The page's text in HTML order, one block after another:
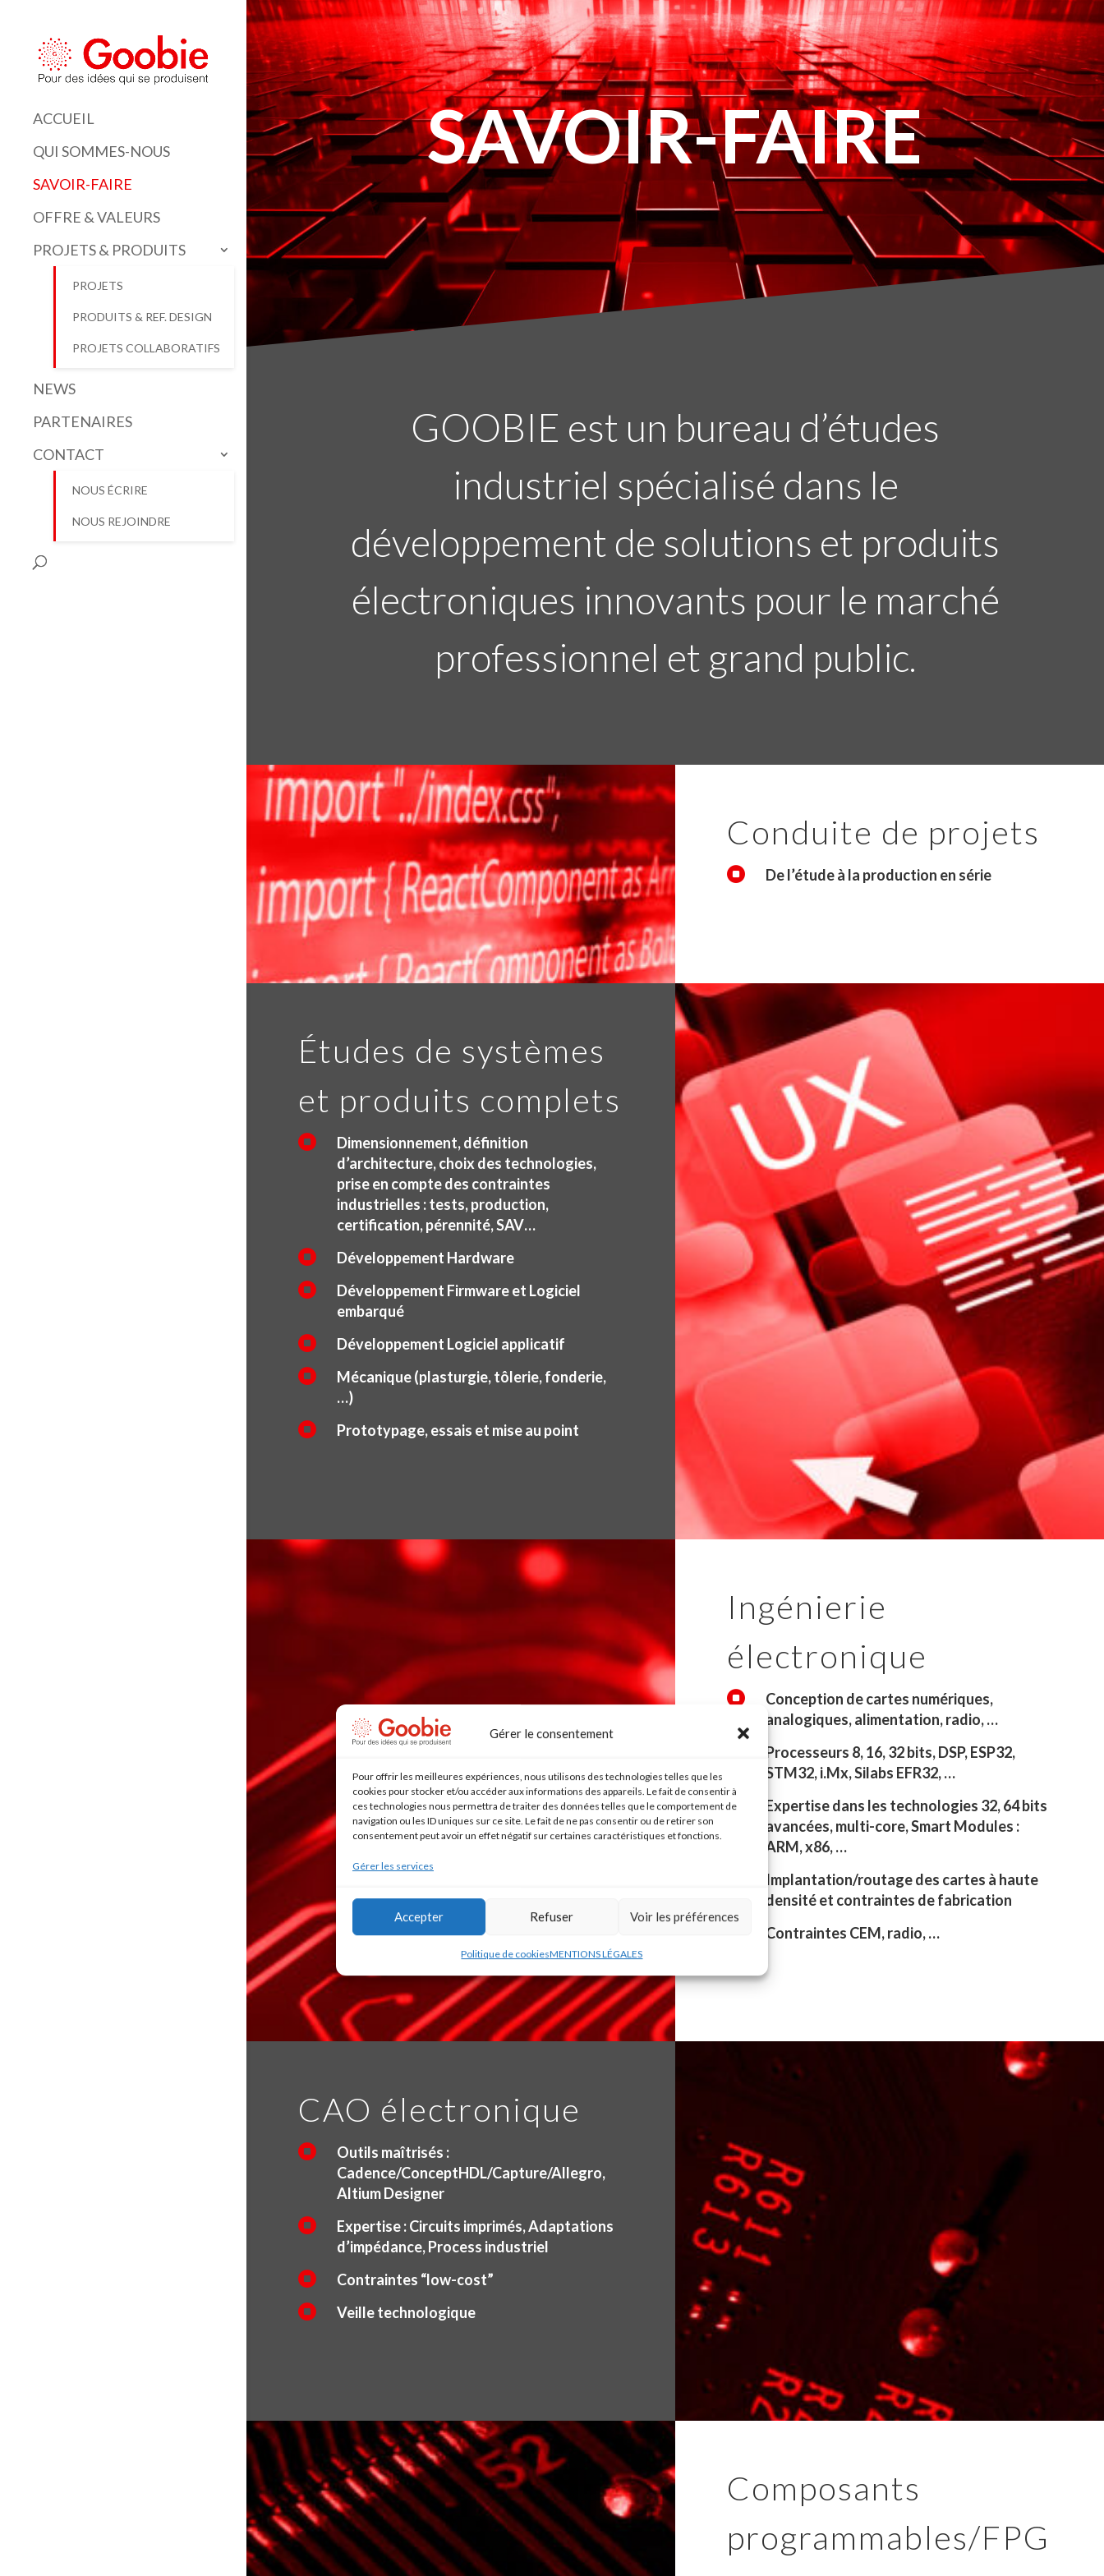
Gérer le consentement
Pour offrir les meilleures expériences, nous utilisons des technologies telles que les
cookies pour stocker et/ou accéder aux informations des appareils. Le fait de consentir à
ces technologies nous permettra de traiter des données telles que le comportement de
navigation ou les ID uniques sur ce site. Le fait de ne pas consentir ou de retirer son
consentement peut avoir un effet négatif sur certaines caractéristiques et fonctions.
Gérer les services
Accepter Refuser Voir les préférences
Politique de cookiesMENTIONS LÉGALES
ACCUEIL
QUI SOMMES-NOUS
SAVOIR-FAIRE
OFFRE & VALEURS
PROJETS & PRODUITS
PROJETS
PRODUITS & REF. DESIGN
PROJETS COLLABORATIFS
NEWS
PARTENAIRES
CONTACT
NOUS ÉCRIRE
NOUS REJOINDRE
SAVOIR-FAIRE
GOOBIE est un bureau d’études
industriel spécialisé dans le
développement de solutions et produits
électroniques innovants pour le marché
professionnel et grand public.
Conduite de projets
 De l’étude à la production en série
Études de systèmes
et produits complets

Dimensionnement, définition
d’architecture, choix des technologies,
prise en compte des contraintes
industrielles : tests, production,
certification, pérennité, SAV…

Développement Hardware

Développement Firmware et Logiciel
embarqué

Développement Logiciel applicatif

Mécanique (plasturgie, tôlerie, fonderie,
…)

Prototypage, essais et mise au point
Ingénierie
électronique

Conception de cartes numériques,
analogiques, alimentation, radio, …
Processeurs 8, 16, 32 bits, DSP, ESP32,
STM32, i.Mx, Silabs EFR32, …

Expertise dans les technologies 32, 64 bits
avancées, multi-core, Smart Modules :
ARM, x86, …
Implantation/routage des cartes à haute
densité et contraintes de fabrication
Contraintes CEM, radio, …
CAO électronique

Outils maîtrisés :
Cadence/ConceptHDL/Capture/Allegro,
Altium Designer

Expertise : Circuits imprimés, Adaptations
d’impédance, Process industriel

Contraintes “low-cost”

Veille technologique
Composants
programmables/FPG